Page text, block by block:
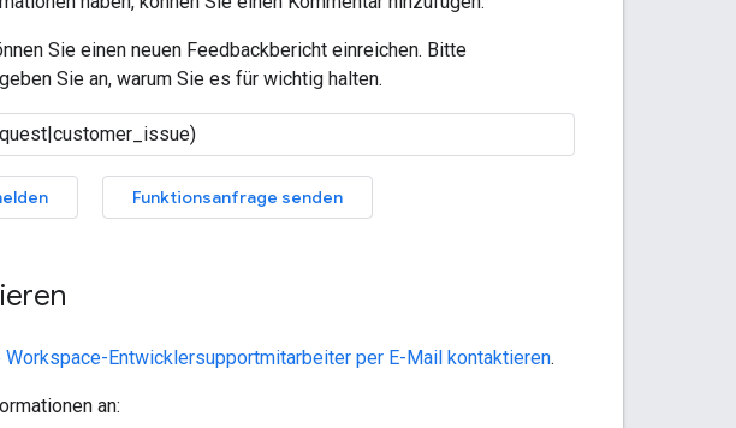
Sie einen neuen Feedbackbericht einreichen. Bitte
Sie an, warum Sie es für wichtig halten.
Funktionsanfrage senden
Workspace-Entwicklersupportmitarbeiter per E-Mail kontaktieren.
an: